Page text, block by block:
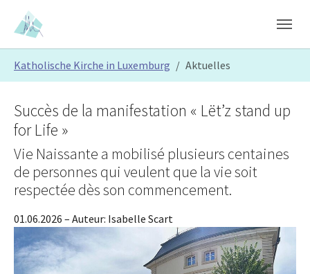
Skip to main content
Skip to page footer
Katholische Kirche in Luxemburg Aktuelles
Succès de la manifestation « Lët’z stand up
for Life »
Vie Naissante a mobilisé plusieurs centaines
de personnes qui veulent que la vie soit
respectée dès son commencement.
01.06.2026 – Auteur: Isabelle Scart